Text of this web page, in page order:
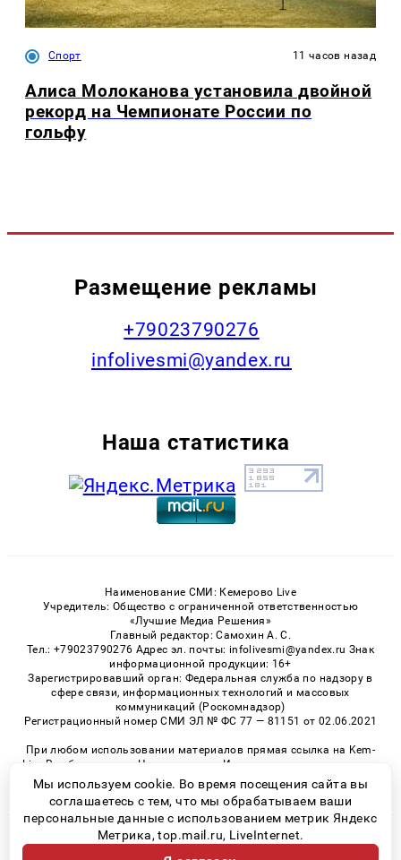
Спорт 11 часов назад
Алиса Молоканова установила двойной
рекорд на Чемпионате России по
гольфу
Размещение рекламы
+79023790276
infolivesmi@yandex.ru
Наша статистика
Наименование СМИ: Кемерово Live
Учредитель: Общество с ограниченной ответственностью
«Лучшие Медиа Решения»
Главный редактор: Самохин А. С.
Тел.: +79023790276 Адрес эл. почты: infolivesmi@yandex.ru Знак
информационной продукции: 16+
Зарегистрировавший орган: Федеральная служба по надзору в
сфере связи, информационных технологий и массовых
коммуникаций (Роскомнадзор)
Регистрационный номер СМИ ЭЛ № ФС 77 — 81151 от 02.06.2021
При любом использовании материалов прямая ссылка на Kem-
Live.Ru обязательна. Цитирование в Интернете возможно только
при наличии письменного разрешения.
© 2026 «Kem-Live» | Все права защищены
Мы используем cookie. Во время посещения сайта вы
соглашаетесь с тем, что мы обрабатываем ваши
персональные данные с использованием метрик Яндекс
Метрика, top.mail.ru, LiveInternet.